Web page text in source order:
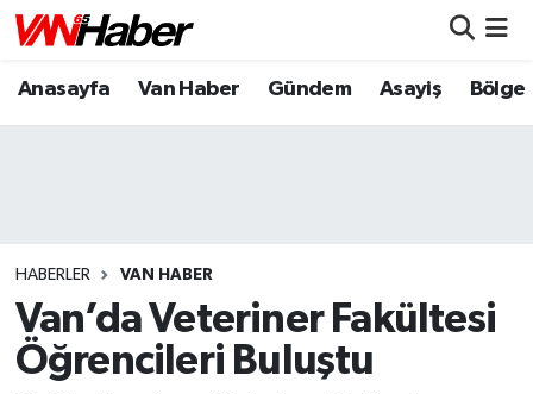
Anasayfa Van Haber Gündem Asayiş Bölge
HABERLER VAN HABER
Van’da Veteriner Fakültesi
Öğrencileri Buluştu
Nöbetçi Eczaneler
Puan Durumu ve Fikstür
Tüm Manşetler